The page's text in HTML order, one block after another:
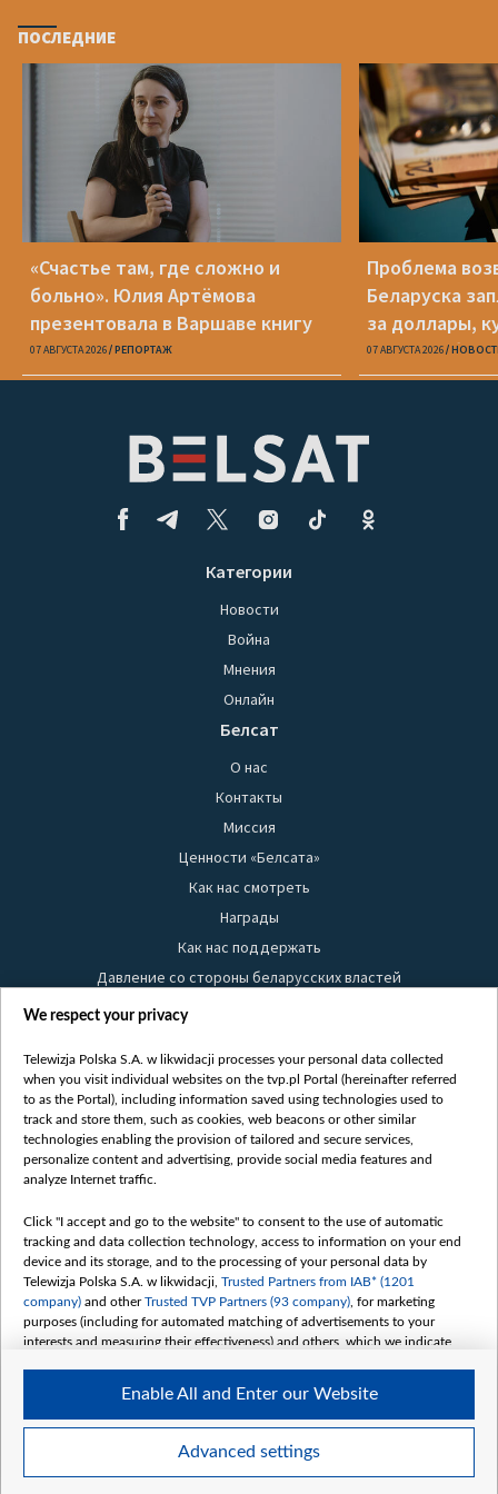
ПОСЛЕДНИЕ
«Счастье там, где сложно и
больно». Юлия Артёмова
презентовала в Варшаве книгу
«Пока я искала слова»
07 АВГУСТА 2026 РЕПОРТАЖ
Проблема
Беларуска
за доллары,
07 АВГУСТА 2026
Категории
Новости
Война
Мнения
Онлайн
Белсат
О нас
Контакты
Миссия
Ценности «Белсата»
Как нас смотреть
Награды
Как нас поддержать
Давление со стороны беларусских властей
Правила использования материалов
Безопасность
Youtube
Белсат news
Белсат Life
Belsat English
Biełsat PL
Белсат Now
Белсат Shorts
Белсат History
Белсат Music
Белсат Doc
My consents
We respect your privacy
Telewizja Polska S.A. w likwidacji processes your personal data collected
when you visit individual websites on the tvp.pl Portal (hereinafter referred
to as the Portal), including information saved using technologies used to
track and store them, such as cookies, web beacons or other similar
technologies enabling the provision of tailored and secure services,
personalize content and advertising, provide social media features and
analyze Internet traffic.
Click "I accept and go to the website" to consent to the use of automatic
tracking and data collection technology, access to information on your end
device and its storage, and to the processing of your personal data by
Telewizja Polska S.A. w likwidacji, Trusted Partners from IAB* (1201
company) and otherTrusted TVP Partners (93 company) , for marketing
purposes (including for automated matching of advertisements to your
interests and measuring their effectiveness) and others, which we indicate
The purposes of processing your data by TVP S.A. w likwidacji are as
follows:
Use limited data to select advertising
Create profiles for personalised advertising
Advanced settings
Enable All and Enter our Website